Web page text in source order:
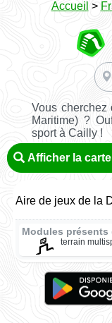
Accueil >
Vous
Maritime) ?
sport à Cailly !
Afficher la
Aire de jeux de la
Modules présents
terrain